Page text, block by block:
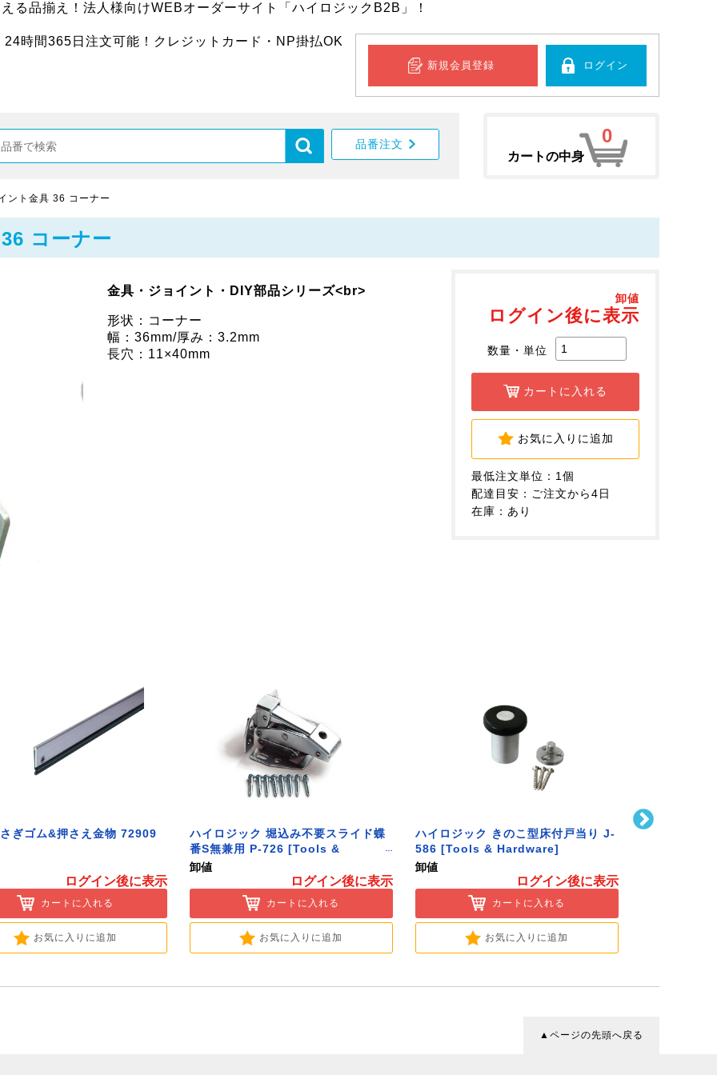
る品揃え！法人様向けWEBオーダーサイト「ハイロジックB2B」！
24時間365日注文可能！クレジットカード・NP掛払OK
新規会員登録 ログイン
品番注文
カートの中身
0
ント金具 36 コーナー
コーナー
卸値
ログイン後に表示
数量・単位
カートに入れる
お気に入りに追加
最低注文単位：1個
配達目安：ご注文から4日
在庫：あり
金具・ジョイント・DIY部品シリーズ<br>
形状：コーナー
幅：36mm/厚み：3.2mm
長穴：11×40mm
ぎゴム&押さえ金物 72909
ログイン後に表示
カートに入れる
お気に入りに追加
ハイロジック 堀込み不要スライド蝶
番S無兼用 P-726 [Tools &
Hardware]
卸値
ログイン後に表示
カートに入れる
お気に入りに追加
ハイロジック きのこ型床付戸当り J-
586 [Tools & Hardware]
卸値
ログイン後に表示
カートに入れる
お気に入りに追加
▲ページの先頭へ戻る